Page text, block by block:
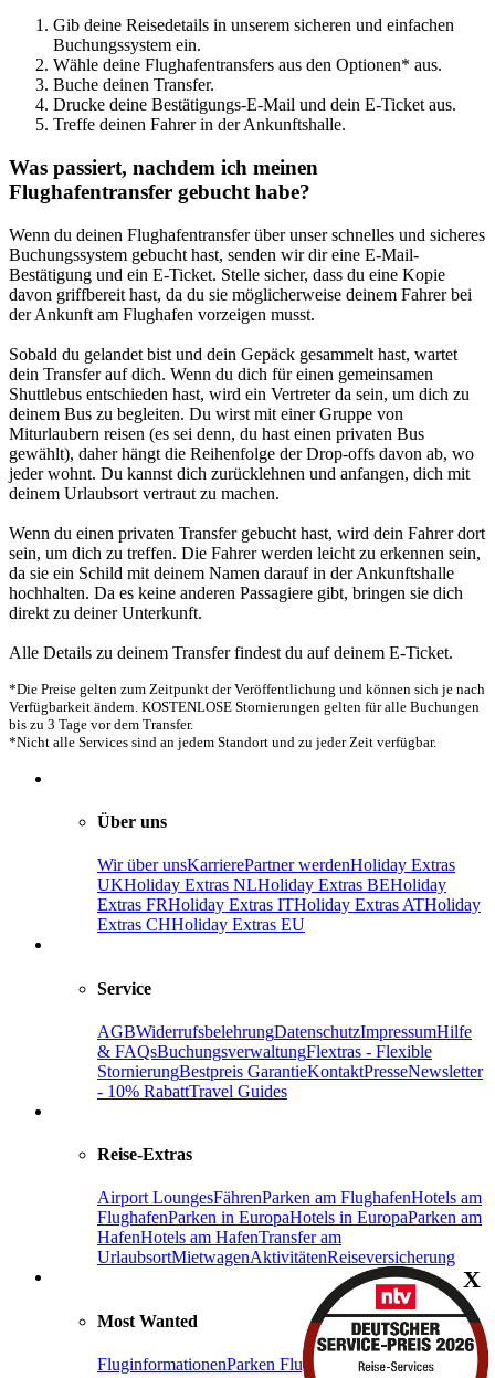
X
Gib deine Reisedetails in unserem sicheren und einfachen
Buchungssystem ein.
Wähle deine Flughafentransfers aus den Optionen* aus.
Buche deinen Transfer.
Drucke deine Bestätigungs-E-Mail und dein E-Ticket aus.
Treffe deinen Fahrer in der Ankunftshalle.
Was passiert, nachdem ich meinen
Flughafentransfer gebucht habe?
Wenn du deinen Flughafentransfer über unser schnelles und sicheres
Buchungssystem gebucht hast, senden wir dir eine E-Mail-
Bestätigung und ein E-Ticket. Stelle sicher, dass du eine Kopie
davon griffbereit hast, da du sie möglicherweise deinem Fahrer bei
der Ankunft am Flughafen vorzeigen musst.
Sobald du gelandet bist und dein Gepäck gesammelt hast, wartet
dein Transfer auf dich. Wenn du dich für einen gemeinsamen
Shuttlebus entschieden hast, wird ein Vertreter da sein, um dich zu
deinem Bus zu begleiten. Du wirst mit einer Gruppe von
Miturlaubern reisen (es sei denn, du hast einen privaten Bus
gewählt), daher hängt die Reihenfolge der Drop-offs davon ab, wo
jeder wohnt. Du kannst dich zurücklehnen und anfangen, dich mit
deinem Urlaubsort vertraut zu machen.
Wenn du einen privaten Transfer gebucht hast, wird dein Fahrer dort
sein, um dich zu treffen. Die Fahrer werden leicht zu erkennen sein,
da sie ein Schild mit deinem Namen darauf in der Ankunftshalle
hochhalten. Da es keine anderen Passagiere gibt, bringen sie dich
direkt zu deiner Unterkunft.
Alle Details zu deinem Transfer findest du auf deinem E-Ticket.
*Die Preise gelten zum Zeitpunkt der Veröffentlichung und können sich je nach
Verfügbarkeit ändern. KOSTENLOSE Stornierungen gelten für alle Buchungen
bis zu 3 Tage vor dem Transfer.
*Nicht alle Services sind an jedem Standort und zu jeder Zeit verfügbar.
Über uns
Wir über unsKarrierePartner werdenHoliday Extras
UKHoliday Extras NLHoliday Extras BEHoliday
Extras FRHoliday Extras ITHoliday Extras ATHoliday
Extras CHHoliday Extras EU
Service
AGBWiderrufsbelehrungDatenschutzImpressumHilfe
& FAQsBuchungsverwaltungFlextras - Flexible
StornierungBestpreis GarantieKontaktPresseNewsletter
- 10% RabattTravel Guides
Reise-Extras
Airport LoungesFährenParken am FlughafenHotels am
FlughafenParken in EuropaHotels in EuropaParken am
HafenHotels am HafenTransfer am
UrlaubsortMietwagenAktivitätenReiseversicherung
Most Wanted
FluginformationenParken Flughafen FrankfurtFrankfurt